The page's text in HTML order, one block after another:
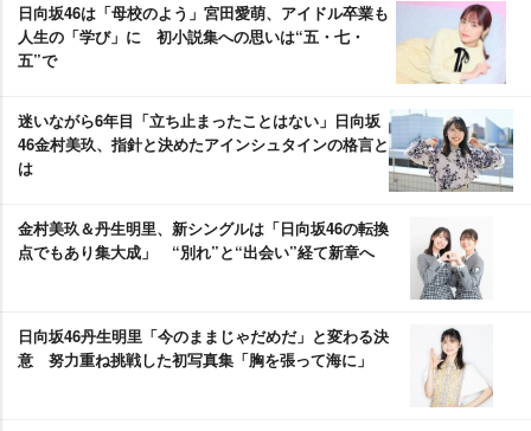
日向坂46は「母校のよう」宮田愛萌、アイドル卒業も
人生の「学び」に 初小説集への思いは“五・七・
五”で
迷いながら6年目「立ち止まったことはない」日向坂
46金村美玖、指針と決めたアインシュタインの格言と
は
金村美玖＆丹生明里、新シングルは「日向坂46の転換
点でもあり集大成」 “別れ”と“出会い”経て新章へ
日向坂46丹生明里「今のままじゃだめだ」と変わる決
意 努力重ね挑戦した初写真集「胸を張って海に」